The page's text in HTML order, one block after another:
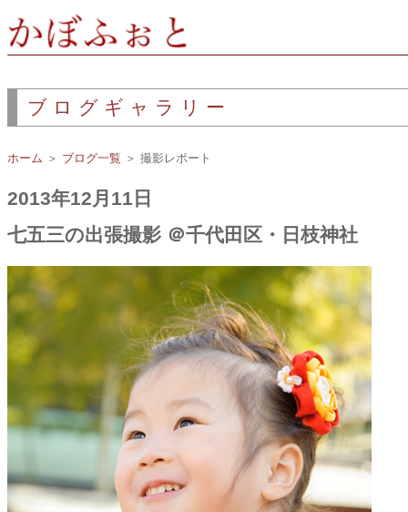
ブログギャラリー
ホーム ＞ ブログ一覧 ＞ 撮影レポート
2013年12月11日
七五三の出張撮影 ＠千代田区・日枝神社